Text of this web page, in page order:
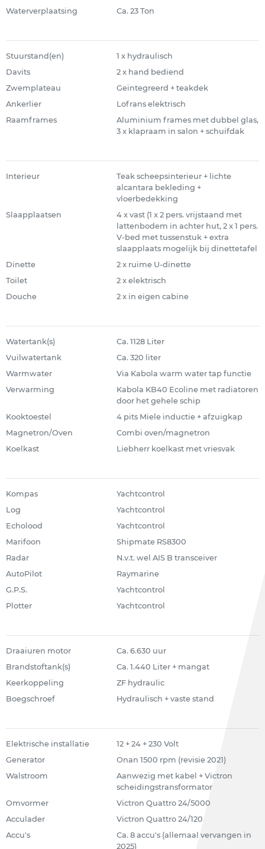
Waterverplaatsing
Ca. 23 Ton
Stuurstand(en)
1 x hydraulisch
Davits
2 x hand bediend
Zwemplateau
Geïntegreerd + teakdek
Ankerlier
Lofrans elektrisch
Raamframes
Aluminium frames met dubbel glas,
3 x klapraam in salon + schuifdak
Interieur
Teak scheepsinterieur + lichte
alcantara bekleding +
vloerbedekking
Slaapplaatsen
4 x vast (1 x 2 pers. vrijstaand met
lattenbodem in achter hut, 2 x 1 pers.
V-bed met tussenstuk + extra
slaapplaats mogelijk bij dinettetafel
Dinette
2 x ruime U-dinette
Toilet
2 x elektrisch
Douche
2 x in eigen cabine
Watertank(s)
Ca. 1128 Liter
Vuilwatertank
Ca. 320 liter
Warmwater
Via Kabola warm water tap functie
Verwarming
Kabola KB40 Ecoline met radiatoren
door het gehele schip
Kooktoestel
4 pits Miele inductie + afzuigkap
Magnetron/Oven
Combi oven/magnetron
Koelkast
Liebherr koelkast met vriesvak
Kompas
Yachtcontrol
Log
Yachtcontrol
Echolood
Yachtcontrol
Marifoon
Shipmate RS8300
Radar
N.v.t. wel AIS B transceiver
AutoPilot
Raymarine
G.P.S.
Yachtcontrol
Plotter
Yachtcontrol
Draaiuren motor
Ca. 6.630 uur
Brandstoftank(s)
Ca. 1.440 Liter + mangat
Keerkoppeling
ZF hydraulic
Boegschroef
Hydraulisch + vaste stand
Elektrische installatie
12 + 24 + 230 Volt
Generator
Onan 1500 rpm (revisie 2021)
Walstroom
Aanwezig met kabel + Victron
scheidingstransformator
Omvormer
Victron Quattro 24/5000
Acculader
Victron Quattro 24/120
Accu's
Ca. 8 accu's (allemaal vervangen in
2025)